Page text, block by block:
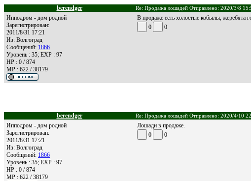
berendger Re: Продажа лошадей Отправлено: 2020/3/8
Ипподром - дом родной
Зарегистрирован:
2011/8/31 17:21
Из: Волгоград
Сообщений: 1866
Уровень : 35; EXP : 97
HP : 0 / 874
MP : 622 / 38179
В продаже есть холостые кобылы, жеребята
0
0
berendger Re: Продажа лошадей Отправлено: 2020/4/10
Ипподром - дом родной
Зарегистрирован:
2011/8/31 17:21
Из: Волгоград
Сообщений: 1866
Уровень : 35; EXP : 97
HP : 0 / 874
MP : 622 / 38179
Лошади в продаже.
0
0